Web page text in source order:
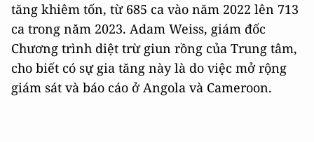
tăng khiêm tốn, từ 685 ca vào năm 2022 lên 713
ca trong năm 2023. Adam Weiss, giám đốc
Chương trình diệt trừ giun rồng của Trung tâm,
cho biết có sự gia tăng này là do việc mở rộng
giám sát và báo cáo ở Angola và Cameroon.